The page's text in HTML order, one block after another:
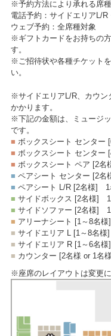
※予約方法により承れる席種
電話予約：サイドエリアL/
ウェブ予約：全席種対象
※ギフトカードをお持ちの
す。
※ご招待状や各種チケット
い。
※サイドエリアL/R、カウン
かかります。
※下記の金額は、ミュージ
です。
■ ボックスシート センター
■ ボックスシート センター
■ ボックスシート ペア [2
■ ペアシート センター [2
■ ペアシート L/R [2名様]
■ サイドボックス [2名様]
■ サイドソファー [2名様]
■ アリーナシート [1～8名
■ サイドエリア L [1～8名
■ サイドエリア R [1～6名
■ カウンター [2名様 or 1名
※座席のレイアウトは変更